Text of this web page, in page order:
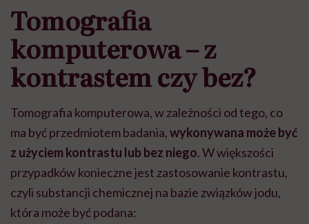
Tomografia
komputerowa – z
kontrastem czy bez?
Tomografia komputerowa, w zależności od tego, co
ma być przedmiotem badania,wykonywana może być
z użyciem kontrastu lub bez niego. W większości
przypadków konieczne jest zastosowanie kontrastu,
czyli substancji chemicznej na bazie związków jodu,
która może być podana: